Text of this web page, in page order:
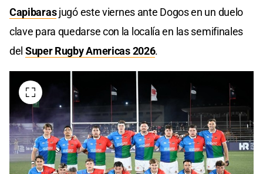
Capibarasjugó este viernes ante Dogos en un duelo
clave para quedarse con la localía en las semifinales
del Super Rugby Americas 2026.